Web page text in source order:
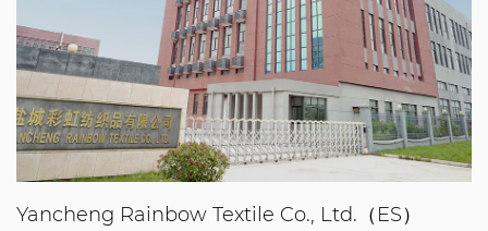
Yancheng Rainbow Textile Co., Ltd.（ES）